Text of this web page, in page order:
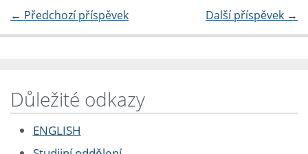
← Předchozí příspěvek Další příspěvek →
Důležité odkazy
ENGLISH